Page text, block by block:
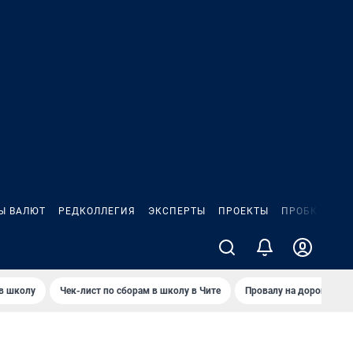
ВАЛЮТ РЕДКОЛЛЕГИЯ ЭКСПЕРТЫ ПРОЕКТЫ ПРОБКИ
школу Чек-лист по сборам в школу в Чите Провалу на дороге